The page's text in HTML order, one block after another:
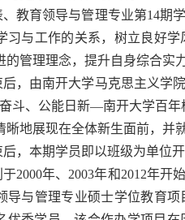
、教育领导与管理专业第14期
习与工作的关系，树立良好
的管理理念，提升自身综合实
后，由南开大学马克思主义学
斗、公能日新—南开大学百
晰地展现在全体新生面前，并
后，本期学员即以班级为单位
2000年、2003年和2012年
导与管理专业硕士学位教育